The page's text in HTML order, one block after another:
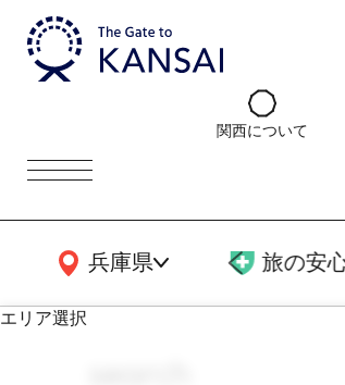
関西について
兵庫県
関西広域MAP 旅の安
エリア選択